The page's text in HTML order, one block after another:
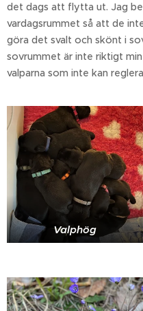
det dags att flytta ut. Jag
vardagsrummet så att de
göra det svalt och skönt i
sovrummet är inte riktigt
valparna som inte kan
Valphög